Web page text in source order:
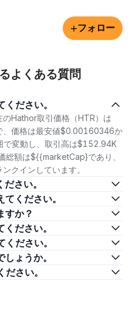
+フォロー
よくある質問
ください。
Hathor取引価格（HTR）は
価格は最安値$0.00160346か
変動し、取引高は$152.94K
総額は${{marketCap}であり、
クインしています。
さい。
てください。
すか？
ください。
ください。
しょうか。
ださい。